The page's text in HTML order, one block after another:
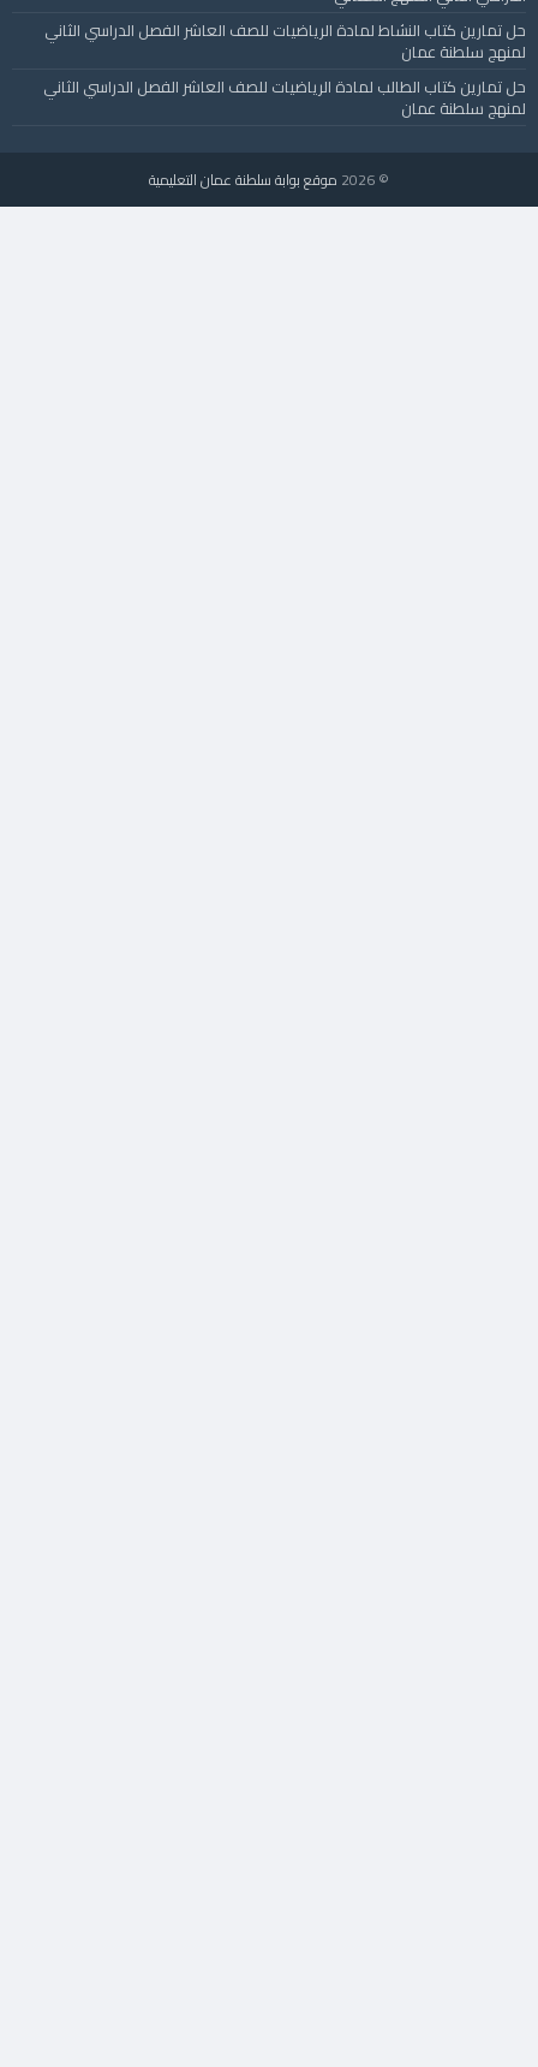
حل تمارين كتاب النشاط لمادة الرياضيات للصف العاشر الفصل الدراسي الثاني
لمنهج سلطنة عمان
حل تمارين كتاب الطالب لمادة الرياضيات للصف العاشر الفصل الدراسي الثاني
لمنهج سلطنة عمان
© 2026 موقع بوابة سلطنة عمان التعليمية